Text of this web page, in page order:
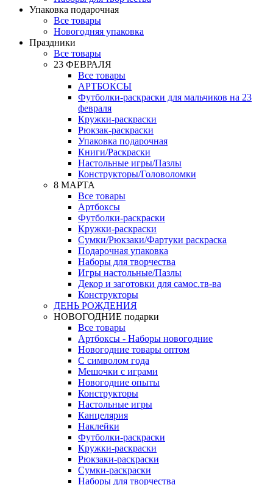
Упаковка подарочная
Все товары
Новогодняя упаковка
Праздники
Все товары
23 ФЕВРАЛЯ
Все товары
АРТБОКСЫ
Футболки-раскраски для мальчиков на 23
февраля
Кружки-раскраски
Рюкзак-раскраски
Упаковка подарочная
Книги/Раскраски
Настольные игры/Пазлы
Конструкторы/Головоломки
8 МАРТА
Все товары
Артбоксы
Футболки-раскраски
Кружки-раскраски
Сумки/Рюкзаки/Фартуки раскраска
Подарочная упаковка
Наборы для творчества
Игры настольные/Пазлы
Декор и заготовки для самос.тв-ва
Конструкторы
ДЕНЬ РОЖДЕНИЯ
НОВОГОДНИЕ подарки
Все товары
Артбоксы - Наборы новогодние
Новогодние товары оптом
С символом года
Мешочки с играми
Новогодние опыты
Конструкторы
Настольные игры
Канцелярия
Наклейки
Футболки-раскраски
Кружки-раскраски
Рюкзаки-раскраски
Сумки-раскраски
Наборы для творчества